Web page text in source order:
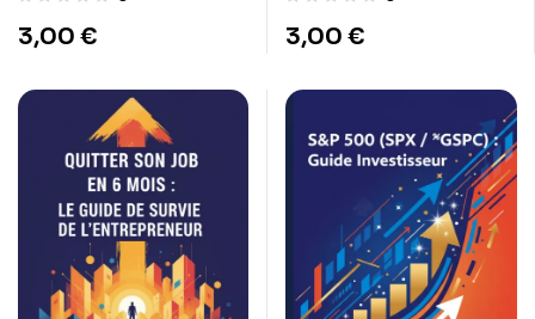
3,00 €
smartphone.
3,00 €